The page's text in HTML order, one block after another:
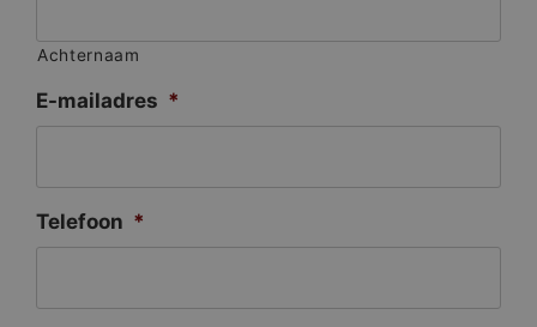
Achternaam
E-mailadres *
Telefoon *